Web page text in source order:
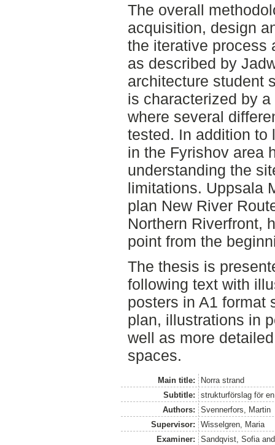
The overall
acquisition, design
the iterative process
as described by
architecture student
is characterized by
where several
tested. In addition to
in the Fyrishov area
understanding the
limitations. Uppsala
plan New River
Northern Riverfront,
point from the
The thesis is
following text with
posters in A1 format
plan, illustrations in
well as more
spaces.
Main title:
Norra strand
Subtitle:
strukturförslag för
Authors:
Svennerfors, Martin
Supervisor:
Wisselgren, Maria
Examiner:
Sandqvist, Sofia